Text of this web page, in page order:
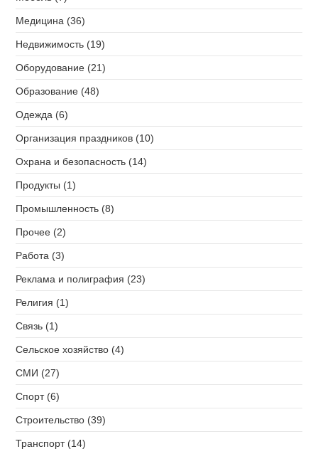
Медицина (36)
Недвижимость (19)
Оборудование (21)
Образование (48)
Одежда (6)
Организация праздников (10)
Охрана и безопасность (14)
Продукты (1)
Промышленность (8)
Прочее (2)
Работа (3)
Реклама и полиграфия (23)
Религия (1)
Связь (1)
Сельское хозяйство (4)
СМИ (27)
Спорт (6)
Строительство (39)
Транспорт (14)